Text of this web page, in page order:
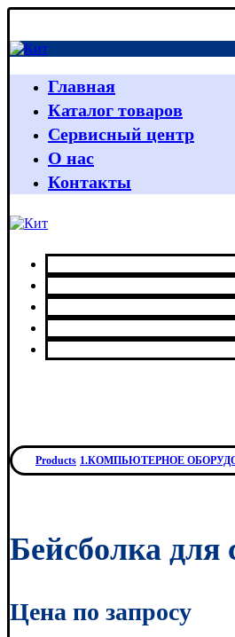
Главная
Каталог товаров
Сервисный центр
О нас
Контакты
Products 1.КОМПЬЮТЕРНОЕ
Бейсболка
Цена по запросу